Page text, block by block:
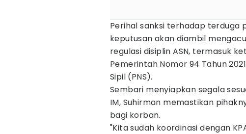
Perihal sanksi terhadap terduga
keputusan akan diambil
regulasi disiplin ASN, termasuk
Pemerintah Nomor 94 Tahun
Sipil (PNS).
Sembari menyiapkan segala
IM, Suhirman memastikan
bagi korban.
"Kita sudah koordinasi dengan